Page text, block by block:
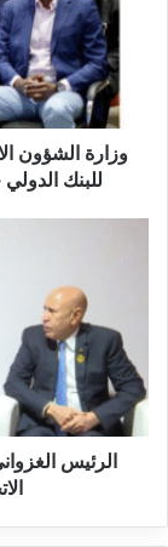
وزارة الشؤون
للبنك الدولي
الرئيس